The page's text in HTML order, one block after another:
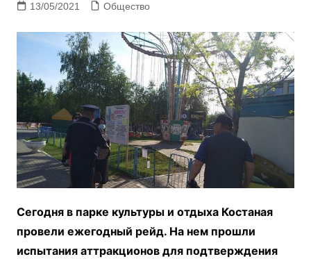
13/05/2021 Общество
Сегодня в парке культуры и отдыха Костаная
провели ежегодный рейд. На нем прошли
испытания аттракционов для подтверждения